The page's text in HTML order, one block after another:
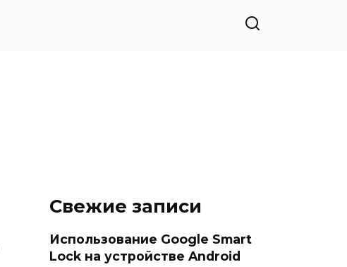
Свежие записи
Использование Google Smart
Lock на устройстве Android